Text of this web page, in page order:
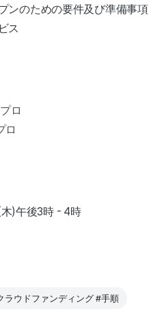
ンのための要件及び準備事項
ス
ロ
ロ
)午後3時 - 4時
ウドファンディング #手順